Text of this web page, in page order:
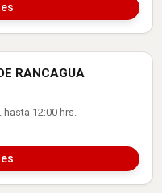
RANCAGUA
hasta 12:00 hrs.